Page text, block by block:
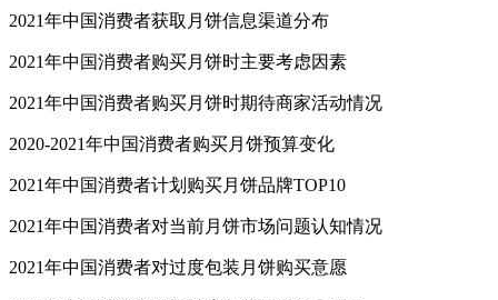
2021年中国消费者获取月饼信息渠道分布
2021年中国消费者购买月饼时主要考虑因素
2021年中国消费者购买月饼时期待商家活动情况
2020-2021年中国消费者购买月饼预算变化
2021年中国消费者计划购买月饼品牌TOP10
2021年中国消费者对当前月饼市场问题认知情况
2021年中国消费者对过度包装月饼购买意愿